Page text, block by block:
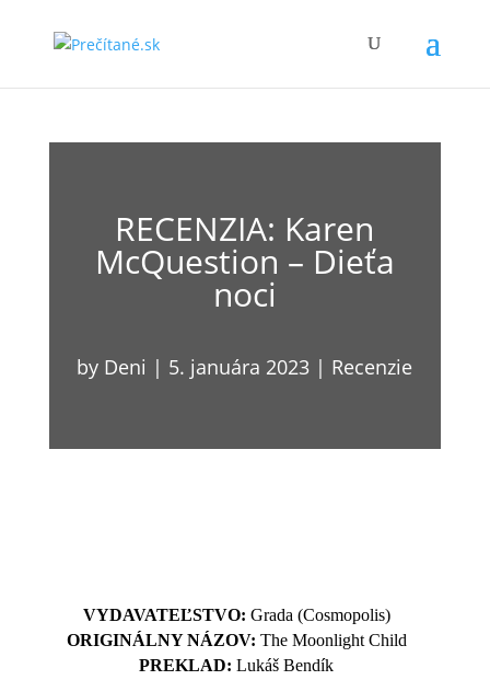
RECENZIA: Karen
McQuestion – Dieťa
noci
by Deni | 5. januára 2023 | Recenzie
VYDAVATEĽSTVO: Grada (Cosmopolis)
ORIGINÁLNY NÁZOV: The Moonlight Child
PREKLAD: Lukáš Bendík